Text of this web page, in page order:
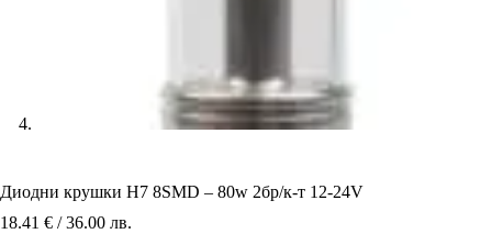
Диодни крушки H7 8SMD – 80w 2бр/к-т 12-24V
18.41 € / 36.00 лв.